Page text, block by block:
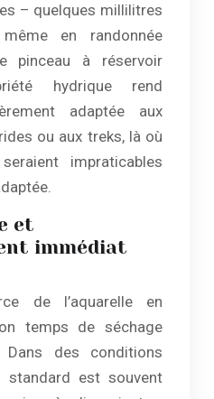
– quelques millilitres
en randonnée
pinceau à réservoir
hydrique rend
adaptée aux
ou aux treks, là où
impraticables
et
immédiat
de l’aquarelle en
temps de séchage
Dans des conditions
standard est souvent